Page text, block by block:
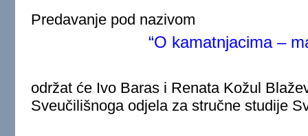
Predavanje pod nazivom
“O kamatnjacima –
održat će Ivo Baras i Renata Kožul
Sveučilišnoga odjela za stručne studije